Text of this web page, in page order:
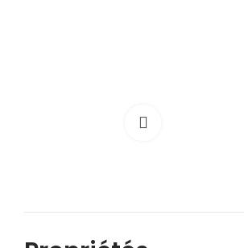
Cliquez pour